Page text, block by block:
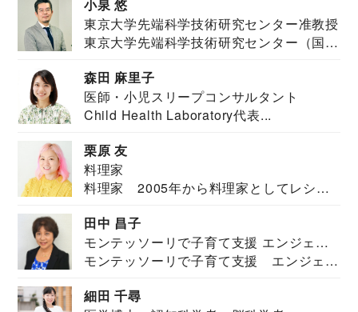
小泉 悠
東京大学先端科学技術研究センター准教授
東京大学先端科学技術研究センター（国際
森田 麻里子
医師・小児スリープコンサルタント
Child Health Laboratory代表...
栗原 友
料理家
料理家 2005年から料理家としてレシピ
田中 昌子
モンテッソーリで子育て支援 エンジェル
ズハウス研究所所長
モンテッソーリで子育て支援 エンジェル
細田 千尋